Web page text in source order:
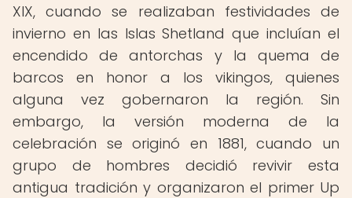
XIX, cuando se realizaban festividades de
invierno en las Islas Shetland que incluían el
encendido de antorchas y la quema de
barcos en honor a los vikingos, quienes
alguna vez gobernaron la región. Sin
embargo, la versión moderna de la
celebración se originó en 1881, cuando un
grupo de hombres decidió revivir esta
antigua tradición y organizaron el primer Up